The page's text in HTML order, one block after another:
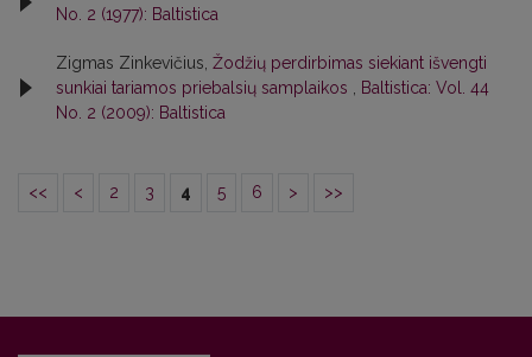
No. 2 (1977): Baltistica
Zigmas Zinkevičius, Žodžių perdirbimas siekiant išvengti
sunkiai tariamos priebalsių samplaikos
Baltistica: Vol. 44
No. 2 (2009): Baltistica
<< < 2 3 4 5 6 > >>